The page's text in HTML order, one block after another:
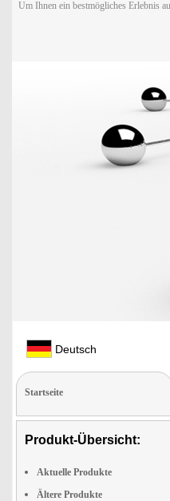
Um Ihnen ein bestmögliches Erlebnis
Deutsch
Startseite
Produkt-Übersicht:
Aktuelle Produkte
Ältere Produkte